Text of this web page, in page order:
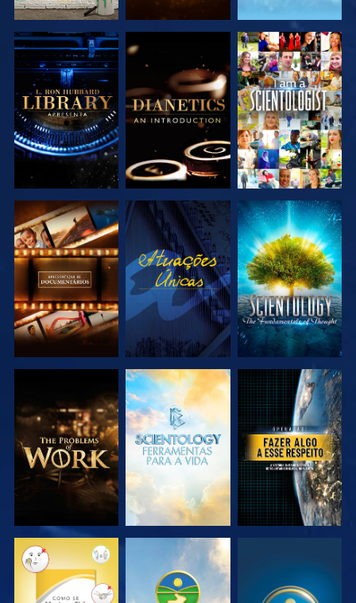
EXPLORAR A
SÉRIE
EXPLORAR A
SÉRIE
VER
EXPLORAR A
SÉRIE
VER
EXPLORAR A
SÉRIE
EXPLORAR A
SÉRIE
EXPLORAR A
SÉRIE
VER
VER VER VER